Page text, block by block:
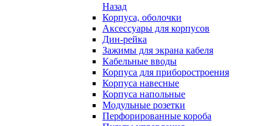
Назад
Корпуса, оболочки
Аксессуары для корпусов
Дин-рейка
Зажимы для экрана кабеля
Кабельные вводы
Корпуса для приборостроения
Корпуса навесные
Корпуса напольные
Модульные розетки
Перфорированные короба